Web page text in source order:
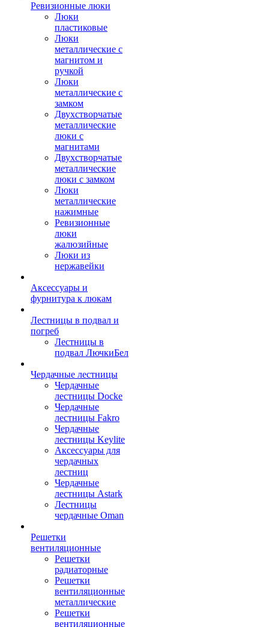
Ревизионные люки
Люки
пластиковые
Люки
металлические с
магнитом и
ручкой
Люки
металлические с
замком
Двухстворчатые
металлические
люки с
магнитами
Двухстворчатые
металлические
люки с замком
Люки
металлические
нажимные
Ревизионные
люки
жалюзийные
Люки из
нержавейки
Аксессуары и
фурнитура к люкам
Лестницы в подвал и
погреб
Лестницы в
подвал ЛючкиБел
Чердачные лестницы
Чердачные
лестницы Docke
Чердачные
лестницы Fakro
Чердачные
лестницы Keylite
Аксессуары для
чердачных
лестниц
Чердачные
лестницы Astark
Лестницы
чердачные Oman
Решетки
вентиляционные
Решетки
радиаторные
Решетки
вентиляционные
металлические
Решетки
вентиляционные